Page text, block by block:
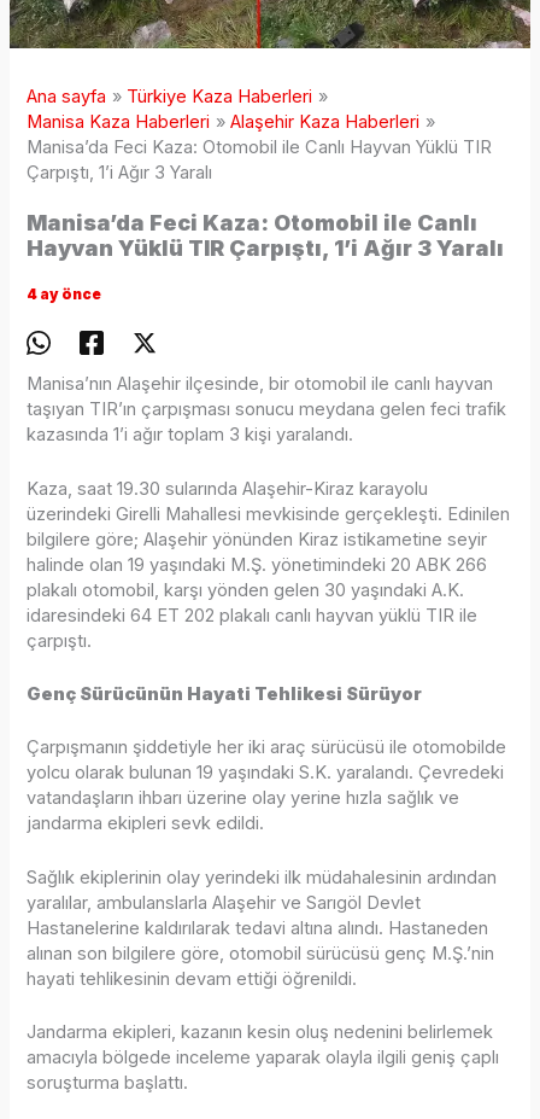
Ana sayfa
Türkiye Kaza Haberleri
Manisa Kaza Haberleri
Alaşehir Kaza Haberleri
Manisa’da Feci Kaza: Otomobil ile Canlı Hayvan Yüklü TIR
Çarpıştı, 1’i Ağır 3 Yaralı
Manisa’da Feci Kaza: Otomobil ile Canlı
Hayvan Yüklü TIR Çarpıştı, 1’i Ağır 3 Yaralı
4 ay önce
Manisa’nın Alaşehir ilçesinde, bir otomobil ile canlı hayvan
taşıyan TIR’ın çarpışması sonucu meydana gelen feci trafik
kazasında 1’i ağır toplam 3 kişi yaralandı.
Kaza, saat 19.30 sularında Alaşehir-Kiraz karayolu
üzerindeki Girelli Mahallesi mevkisinde gerçekleşti. Edinilen
bilgilere göre; Alaşehir yönünden Kiraz istikametine seyir
halinde olan 19 yaşındaki M.Ş. yönetimindeki 20 ABK 266
plakalı otomobil, karşı yönden gelen 30 yaşındaki A.K.
idaresindeki 64 ET 202 plakalı canlı hayvan yüklü TIR ile
çarpıştı.
Genç Sürücünün Hayati Tehlikesi Sürüyor
Çarpışmanın şiddetiyle her iki araç sürücüsü ile otomobilde
yolcu olarak bulunan 19 yaşındaki S.K. yaralandı. Çevredeki
vatandaşların ihbarı üzerine olay yerine hızla sağlık ve
jandarma ekipleri sevk edildi.
Sağlık ekiplerinin olay yerindeki ilk müdahalesinin ardından
yaralılar, ambulanslarla Alaşehir ve Sarıgöl Devlet
Hastanelerine kaldırılarak tedavi altına alındı. Hastaneden
alınan son bilgilere göre, otomobil sürücüsü genç M.Ş.’nin
hayati tehlikesinin devam ettiği öğrenildi.
Jandarma ekipleri, kazanın kesin oluş nedenini belirlemek
amacıyla bölgede inceleme yaparak olayla ilgili geniş çaplı
soruşturma başlattı.